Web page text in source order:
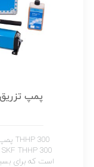
است که برای